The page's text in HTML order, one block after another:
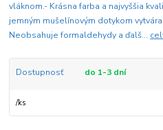
vláknom.- Krásna farba a najvyššia
jemným mušelínovým dotykom
Neobsahuje formaldehydy a ďalš...
Dostupnosť do 1-3 dní
/ks